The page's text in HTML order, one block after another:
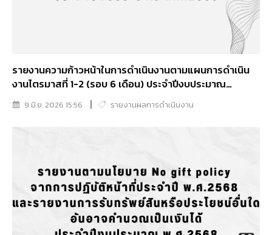
รายงานความก้าวหน้าในการดำเนินงานตามแผนการดำเนิน
งานไตรมาสที่ 1-2 (รอบ 6 เดือน) ประจำปีงบประมาณ
พ.ศ.2569
9 มิ.ย. 2026 15:56 รายงานผลการดำเนินงาน